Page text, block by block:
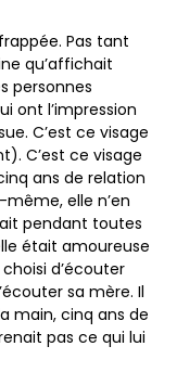
Pas tant
qu’affichait
personnes
ont l’impression
C’est ce visage
C’est ce visage
ans de relation
même, elle n’en
pendant toutes
était amoureuse
d’écouter
sa mère. Il
main, cinq ans de
pas ce qui lui